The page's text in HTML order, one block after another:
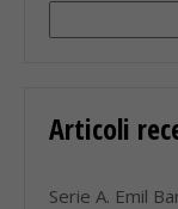
Articoli
Serie A. Emil